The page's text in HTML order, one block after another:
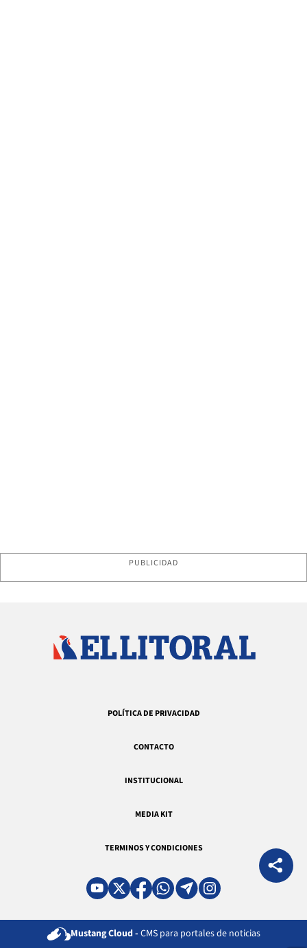
PUBLICIDAD
POLÍTICA DE PRIVACIDAD
CONTACTO
INSTITUCIONAL
MEDIA KIT
TERMINOS Y CONDICIONES
Mustang Cloud - CMS para portales de noticias